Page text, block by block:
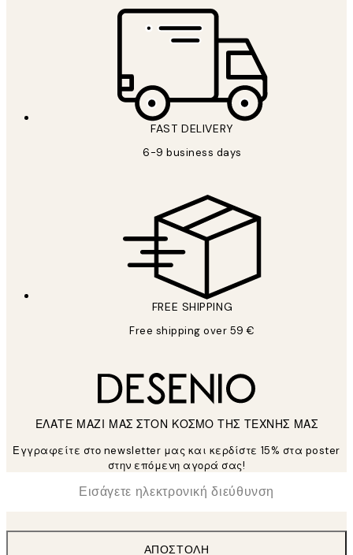
FAST DELIVERY
6-9 business days
FREE SHIPPING
Free shipping over 59 €
ΕΛΑΤΕ ΜΑΖΙ ΜΑΣ ΣΤΟΝ ΚΟΣΜΟ ΤΗΣ ΤΕΧΝΗΣ ΜΑΣ
Εγγραφείτε στο newsletter μας και κερδίστε 15% στα poster
στην επόμενη αγορά σας!
Ηλεκτρονική Διεύθυνση
ΑΠΟΣΤΟΛΉ